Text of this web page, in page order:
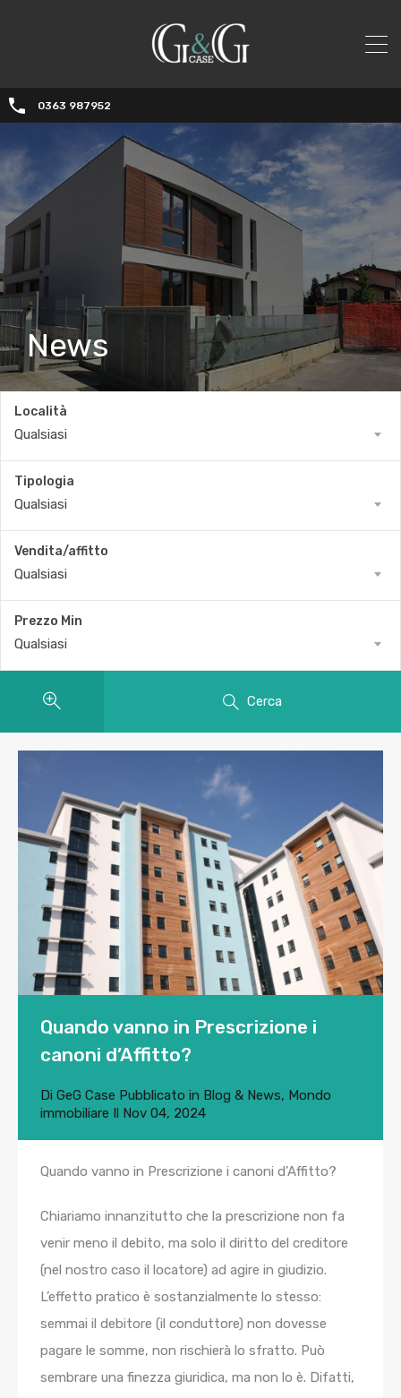
0363 987952
News
Località
Qualsiasi
Tipologia
Qualsiasi
Vendita/affitto
Qualsiasi
Prezzo Min
Qualsiasi
Cerca
Quando vanno in Prescrizione i
canoni d’Affitto?
Di GeG Case Pubblicato in Blog & News, Mondo
immobiliare Il Nov 04, 2024
Quando vanno in Prescrizione i canoni d’Affitto?
Chiariamo innanzitutto che la prescrizione non fa
venir meno il debito, ma solo il diritto del creditore
(nel nostro caso il locatore) ad agire in giudizio.
L’effetto pratico è sostanzialmente lo stesso:
semmai il debitore (il conduttore) non dovesse
pagare le somme, non rischierà lo sfratto. Può
sembrare una finezza giuridica, ma non lo è. Difatti,